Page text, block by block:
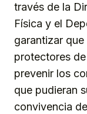
través de la
Física y el
garantizar
protectores
prevenir los
que pudieran
convivencia